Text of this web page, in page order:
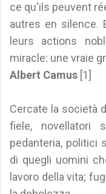
ce qu'ils peuvent
autres en silence.
leurs actions
miracle: une vraie
Albert Camus [1]
Cercate la società
fiele, novellatori
pedanteria, politici
di quegli uomini
lavoro della vita;